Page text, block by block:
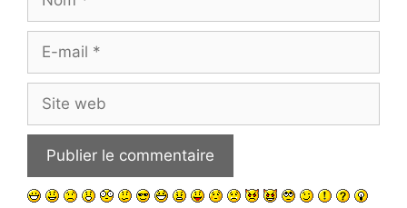
mail
web